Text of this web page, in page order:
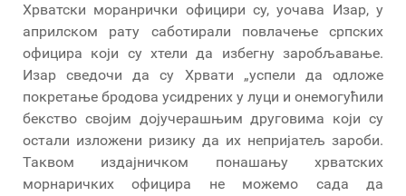
Хрватски моранрички официри су, уочава Изар, у
априлском рату саботирали повлачење српских
официра који су хтели да избегну заробљавање.
Изар сведочи да су Хрвати „успели да одложе
покретање бродова усидрених у луци и онемогућили
бекство својим дојучерашњим друговима који су
остали изложени ризику да их непријатељ зароби.
Таквом издајничком понашању хрватских
морнаричких официра не можемо сада да